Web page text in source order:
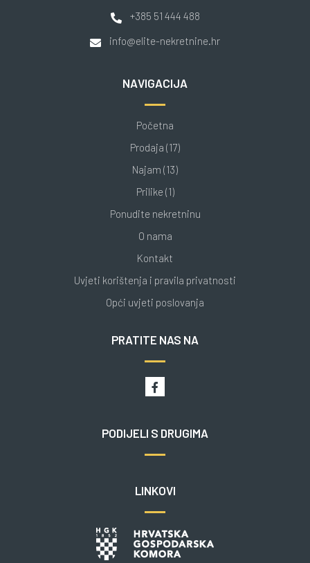
+385 51 444 488
info@elite-nekretnine.hr
NAVIGACIJA
Početna
Prodaja (17)
Najam (13)
Prilike (1)
Ponudite nekretninu
O nama
Kontakt
Uvjeti korištenja i pravila privatnosti
Opći uvjeti poslovanja
PRATITE NAS NA
PODIJELI S DRUGIMA
LINKOVI